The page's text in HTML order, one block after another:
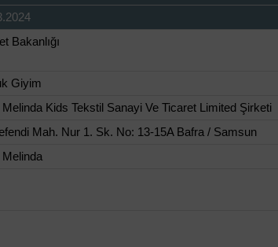
Bakanlığı
Giyim
Kids Tekstil Sanayi Ve Ticaret Limited Şirketi
Mah. Nur 1. Sk. No: 13-15A Bafra / Samsun